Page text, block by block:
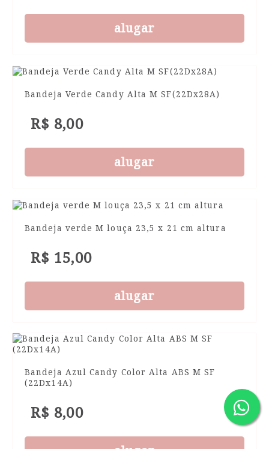
alugar
Bandeja Verde Candy Alta M SF(22Dx28A)
R$ 8,00
alugar
Bandeja verde M louça 23,5 x 21 cm altura
R$ 15,00
alugar
Bandeja Azul Candy Color Alta ABS M SF
(22Dx14A)
R$ 8,00